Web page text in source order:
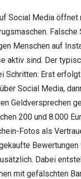
Social Media öffnet
Falsche
Menschen auf
aktiv sind. Der
Schritten: Erst
Social Media,
Geldversprechen
200 und 8.000
Fotos als
Dabei
mit gefälschten